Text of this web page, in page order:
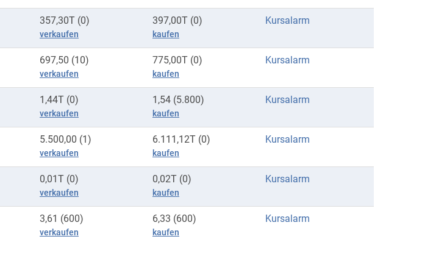
357,30T (0)
verkaufen
397,00T (0)
kaufen
Kursalarm
697,50 (10)
verkaufen
775,00T (0)
kaufen
Kursalarm
1,44T (0)
verkaufen
1,54 (5.800)
kaufen
Kursalarm
5.500,00 (1)
verkaufen
6.111,12T (0)
kaufen
Kursalarm
0,01T (0)
verkaufen
0,02T (0)
kaufen
Kursalarm
3,61 (600)
verkaufen
6,33 (600)
kaufen
Kursalarm